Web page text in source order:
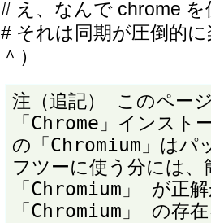
# え、なんで chrome
# それは同期が圧倒的
＾）
注（追記） このペー
「Chrome」インス
の「Chromium」はパ
フツーに使う分には
「Chromium」 が正
「Chromium」 の存